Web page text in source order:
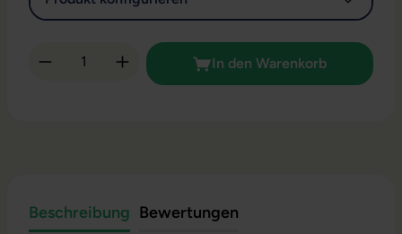
Produkt Anzahl: Gib den gewünschten
In den Warenkorb
Beschreibung Bewertungen